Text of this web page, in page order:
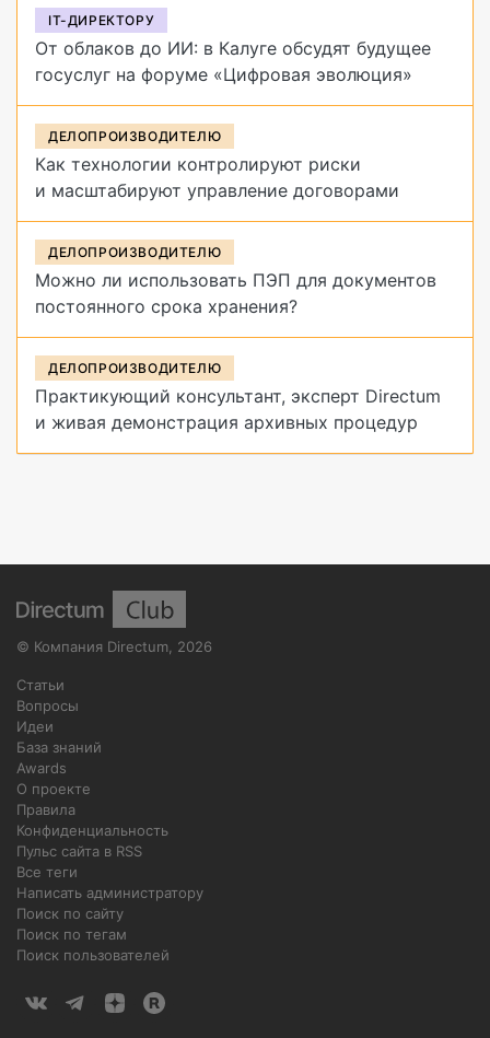
IT-ДИРЕКТОРУ
От облаков до ИИ: в Калуге обсудят будущее
госуслуг на форуме «Цифровая эволюция»
ДЕЛОПРОИЗВОДИТЕЛЮ
Как технологии контролируют риски
и масштабируют управление договорами
ДЕЛОПРОИЗВОДИТЕЛЮ
Можно ли использовать ПЭП для документов
постоянного срока хранения?
ДЕЛОПРОИЗВОДИТЕЛЮ
Практикующий консультант, эксперт Directum
и живая демонстрация архивных процедур
© Компания Directum 2026
Статьи
Вопросы
Идеи
База знаний
Awards
О проекте
Правила
Конфиденциальность
Пульс сайта в RSS
Все теги
Написать администратору
Поиск по сайту
Поиск по тегам
Поиск пользователей